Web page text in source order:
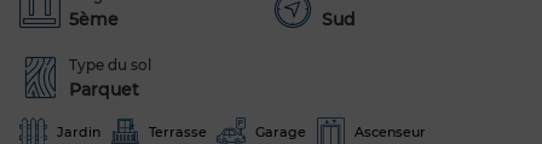
5ème Sud
Type du sol
Parquet
Jardin Terrasse Garage Ascenseur